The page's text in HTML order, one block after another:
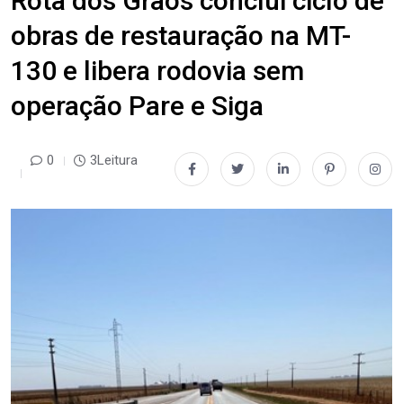
obras de restauração na MT-
130 e libera rodovia sem
operação Pare e Siga
0 3Leitura